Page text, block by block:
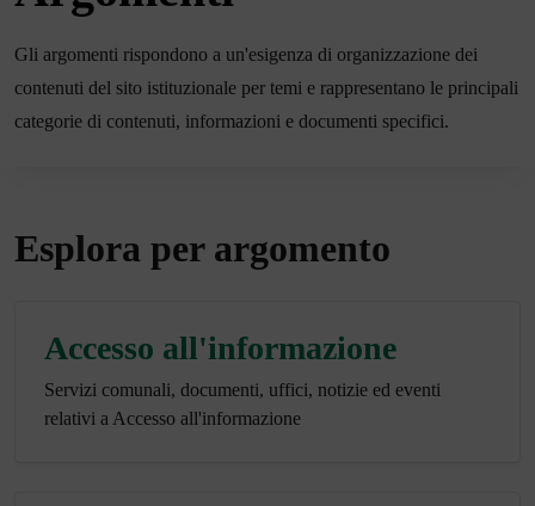
Gli argomenti rispondono a un'esigenza di organizzazione dei
contenuti del sito istituzionale per temi e rappresentano le principali
categorie di contenuti, informazioni e documenti specifici.
Esplora per argomento
Accesso all'informazione
Servizi comunali, documenti, uffici, notizie ed eventi
relativi a Accesso all'informazione